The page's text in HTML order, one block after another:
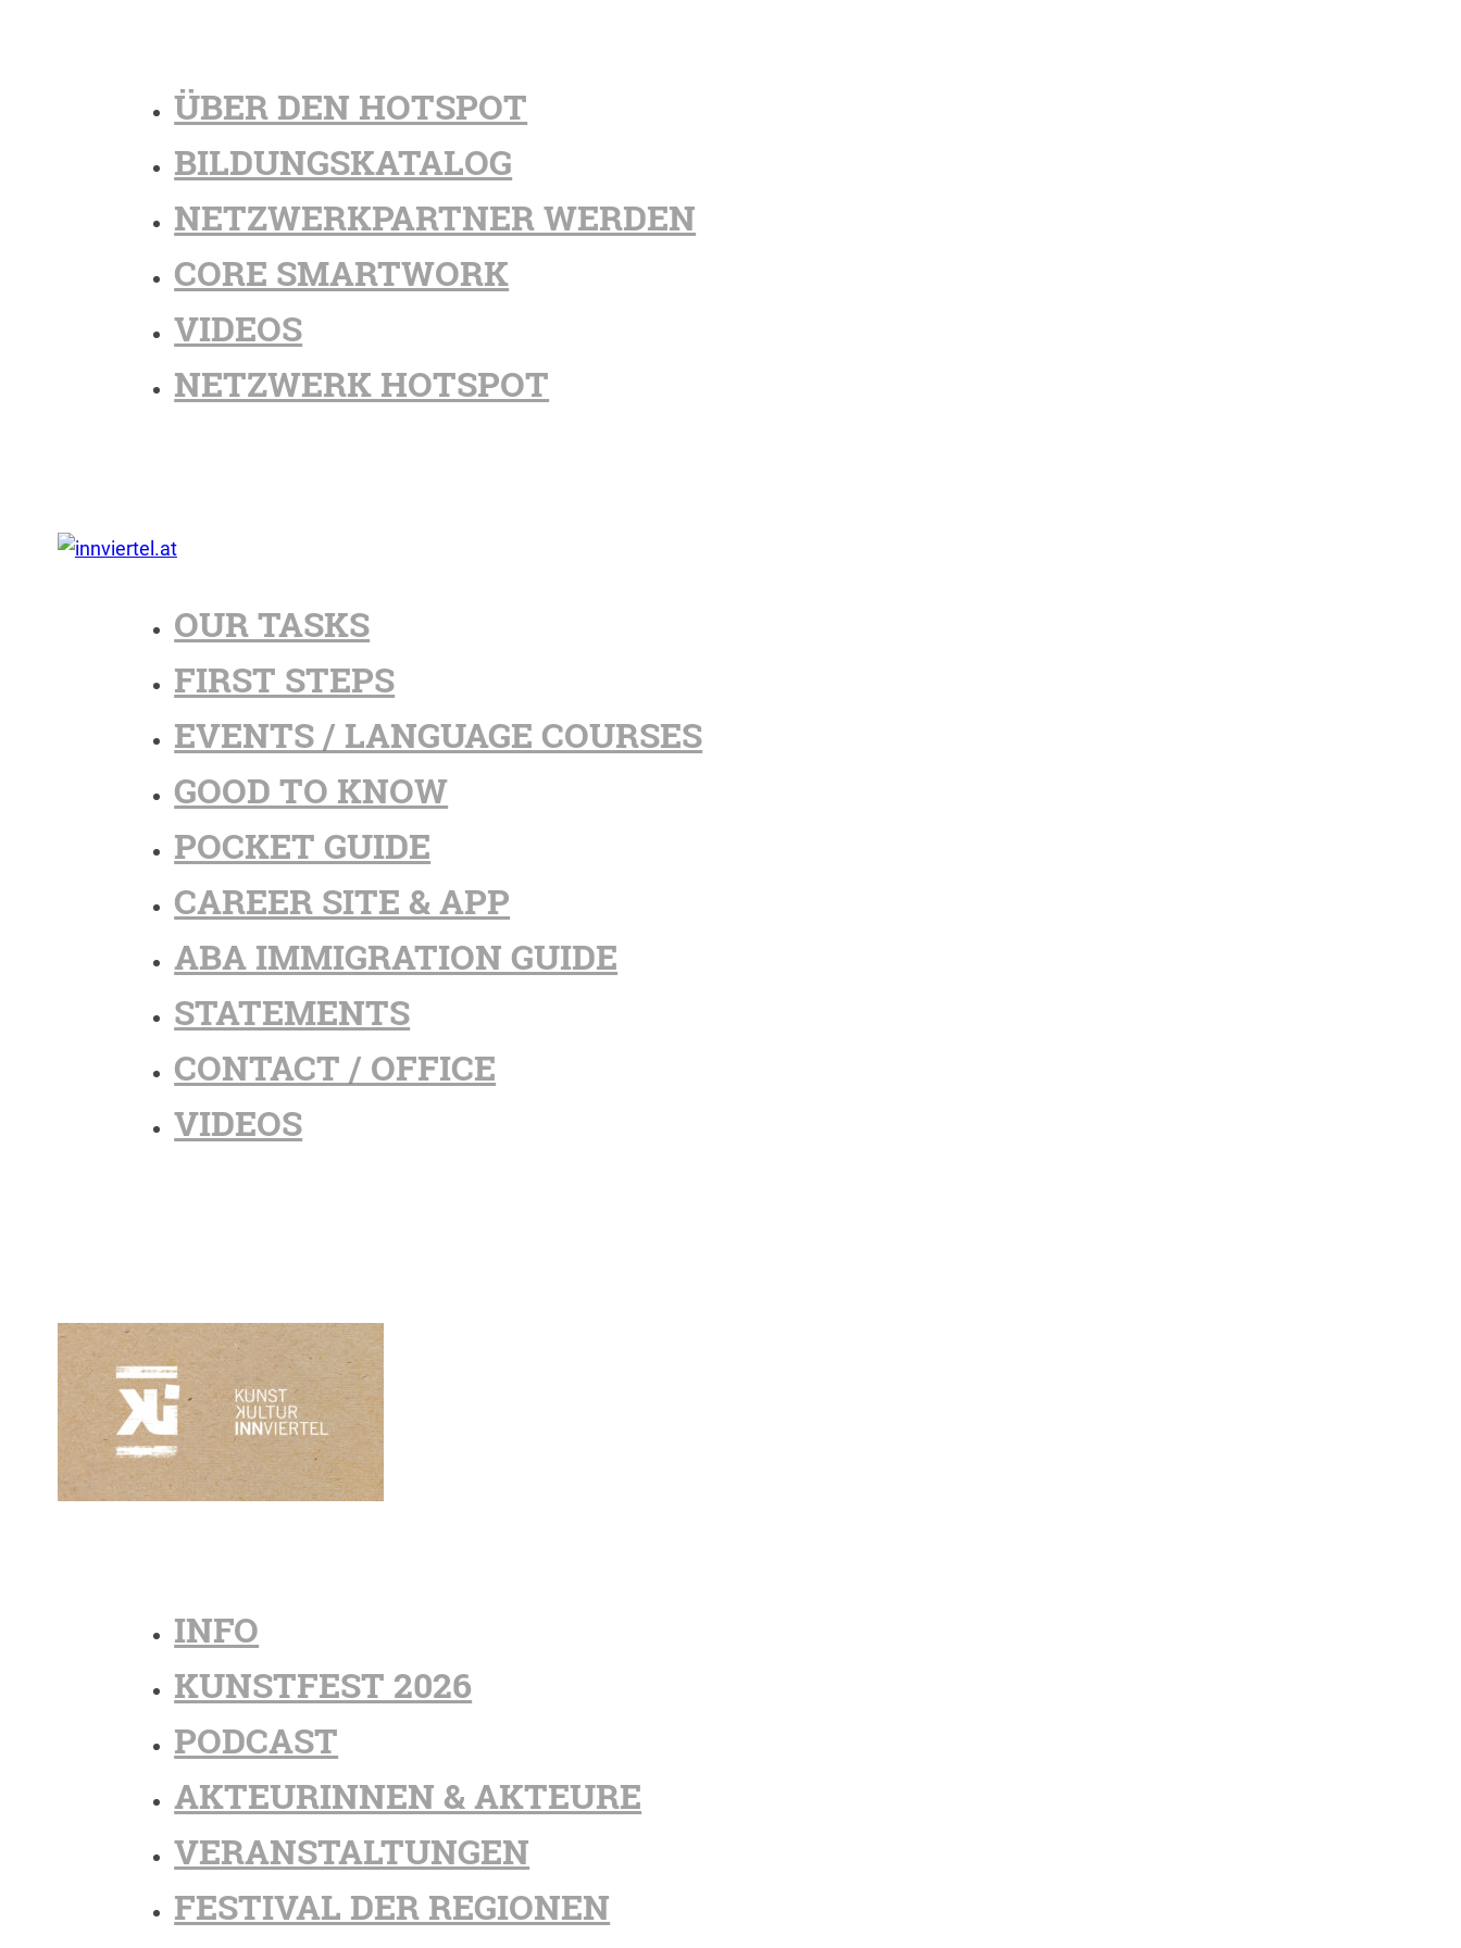
ÜBER DEN HOTSPOT
BILDUNGSKATALOG
NETZWERKPARTNER WERDEN
CORE SMARTWORK
VIDEOS
NETZWERK HOTSPOT
OUR TASKS
FIRST STEPS
EVENTS / LANGUAGE COURSES
GOOD TO KNOW
POCKET GUIDE
CAREER SITE & APP
ABA IMMIGRATION GUIDE
STATEMENTS
CONTACT / OFFICE
VIDEOS
INFO
KUNSTFEST 2026
PODCAST
AKTEURINNEN & AKTEURE
VERANSTALTUNGEN
FESTIVAL DER REGIONEN